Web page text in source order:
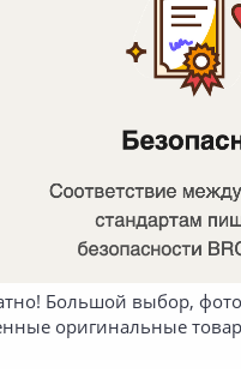
Большой выбор,
оригинальные